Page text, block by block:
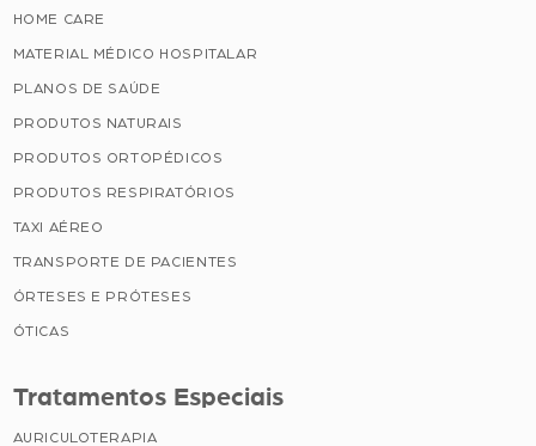
HOME CARE
MATERIAL MÉDICO HOSPITALAR
PLANOS DE SAÚDE
PRODUTOS NATURAIS
PRODUTOS ORTOPÉDICOS
PRODUTOS RESPIRATÓRIOS
TAXI AÉREO
TRANSPORTE DE PACIENTES
ÓRTESES E PRÓTESES
ÓTICAS
Tratamentos Especiais
AURICULOTERAPIA